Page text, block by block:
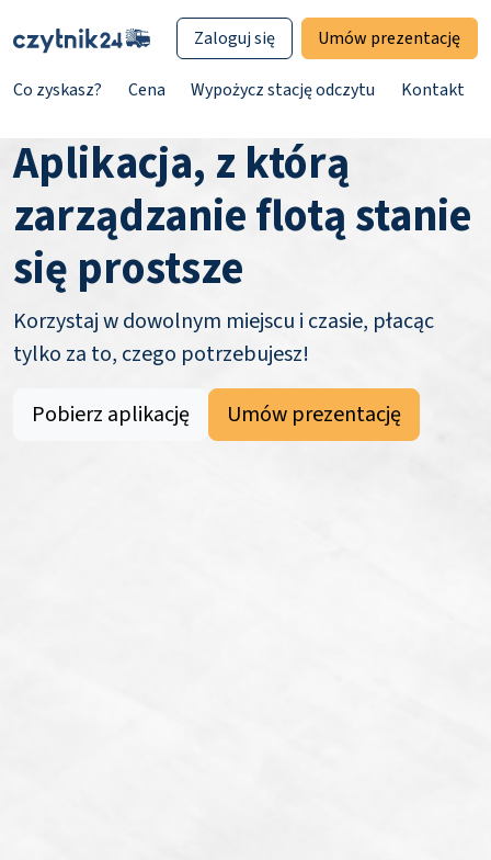
Co zyskasz? Cena Wypożycz stację odczytu Kontakt
Zaloguj się Umów prezentację
Aplikacja, z którą
zarządzanie flotą stanie
się prostsze
Korzystaj w dowolnym miejscu i czasie, płacąc
tylko za to, czego potrzebujesz!
Pobierz aplikację
Umów prezentację